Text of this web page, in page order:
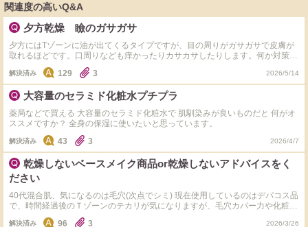
関連度の高いQ&A
夕方乾燥 瞼のガサガサ
夕方にはTゾーンに油が出てくるタイプですが、目の周りがガサガサで皮膚が
取れるほどです。口周りなども痒かったりカサカサしたりします。何か対策は
ありますでしょうか。 普段はベースメイクと眉毛くらいしかしないので化粧
直しなどしないため皆さんが対策などでやっておられることがあれば知りたい
です。 スキンケアや保湿などは朝晩やっております。 乾燥など対策や解決方
法などアドバイスいただけたらと思います。
解決済み 129 3 2026/5/14
大容量のセラミド化粧水プチプラ
薬局などで買える 大容量のセラミド化粧水で 肌馴染みが良いものだと 何がオ
ススメですか？ 全身の保湿に使いたいと思っています。
解決済み 43 3 2026/4/7
乾燥しないベースメイク商品or乾燥しないアドバイスをく
ださい
40代混合肌、気になるのは毛穴(次点でシミ) 現在使用しているのはデパコス品
で、時間経過後のＴゾーンのテカリが気になりますが、毛穴カバー力や化粧崩
れはあまり気にならない程度です。 ただもう少し価格を抑えたい＆ドラッグ
解決済み 96 3 2026/3/26